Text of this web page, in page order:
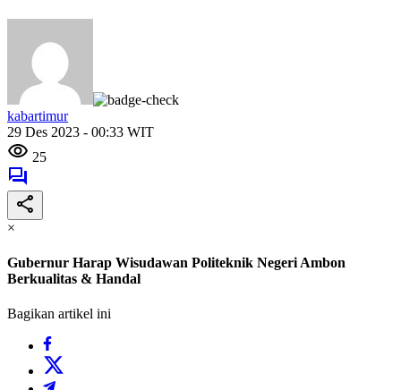
kabartimur
29 Des 2023 - 00:33 WIT
25
×
Gubernur Harap Wisudawan Politeknik Negeri Ambon
Berkualitas & Handal
Bagikan artikel ini